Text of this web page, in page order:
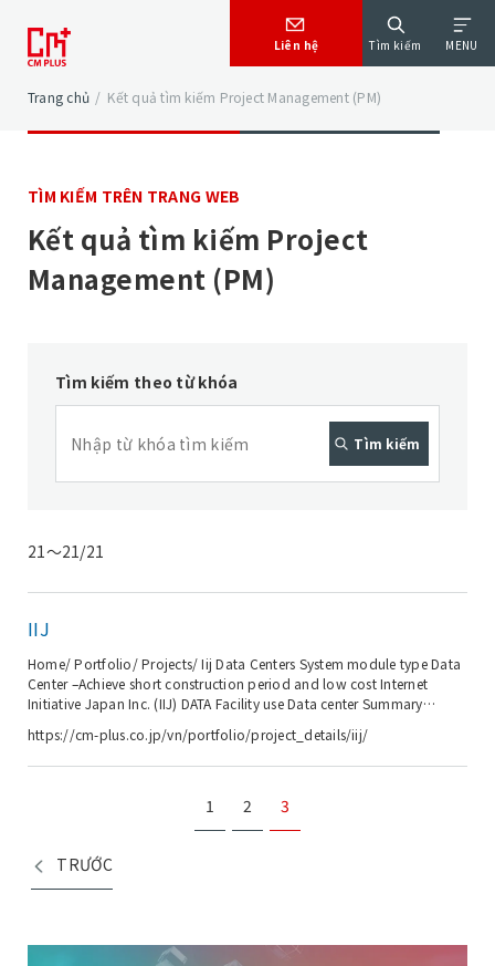
Tìm kiếm MENU
Liên hệ
Trang chủ / Kết quả tìm kiếm Project Management (PM)
TÌM KIẾM TRÊN TRANG WEB
Kết quả tìm kiếm Project
Management (PM)
Tìm kiếm theo từ khóa
21〜21/21
IIJ
Home/ Portfolio/ Projects/ Iij Data Centers System module type Data
Center –Achieve short construction period and low cost Internet
Initiative Japan Inc. (IIJ) DATA Facility use Data center Summary
Shirai City, Chiba Prefecture About ...
https://cm-plus.co.jp/vn/portfolio/project_details/iij/
TRƯỚC
1 2 3